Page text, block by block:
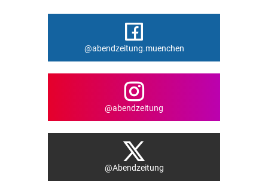
@abendzeitung.muenchen
@abendzeitung
@Abendzeitung